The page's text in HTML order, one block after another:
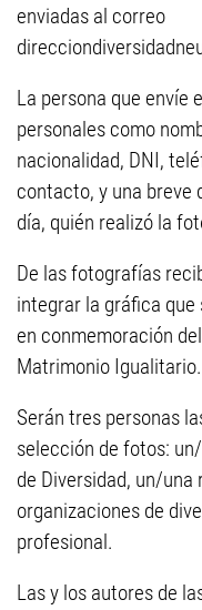
enviadas al correo
La persona que envíe
personales como
nacionalidad, DNI,
contacto, y una breve
día, quién realizó la
De las fotografías
integrar la gráfica
en conmemoración
Matrimonio Igualitario.
Serán tres personas
selección de fotos:
de Diversidad, un/
organizaciones de
profesional.
Las y los autores de